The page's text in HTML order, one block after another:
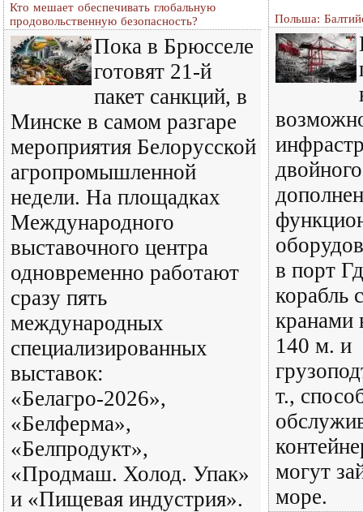
Кто мешает обеспечивать глобальную
продовольственную безопасность?
Пока в Брюсселе
готовят 21-й
пакет санкций, в
Минске в самом разгаре
мероприятия Белорусской
агропромышленной
недели. На площадках
Международного
выставочного центра
одновременно работают
сразу пять
международных
специализированных
выставок:
«Белагро-2026»,
«Белферма»,
«Белпродукт»,
«Продмаш. Холод. Упак»
и «Пищевая индустрия».
Польша:
в порт
корабль
кранами
140 м. и
т.,
могут
море.